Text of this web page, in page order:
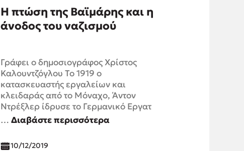
Η πτώση της Βαϊμάρης και η
άνοδος του ναζισμού
Γράφει ο δημοσιογράφος Χρίστος
Καλουντζόγλου Το 1919 ο
κατασκευαστής εργαλείων και
κλειδαράς από το Μόναχο, Άντον
Ντρέξλερ ίδρυσε το Γερμανικό Εργατ
… Διαβάστε περισσότερα
10/12/2019